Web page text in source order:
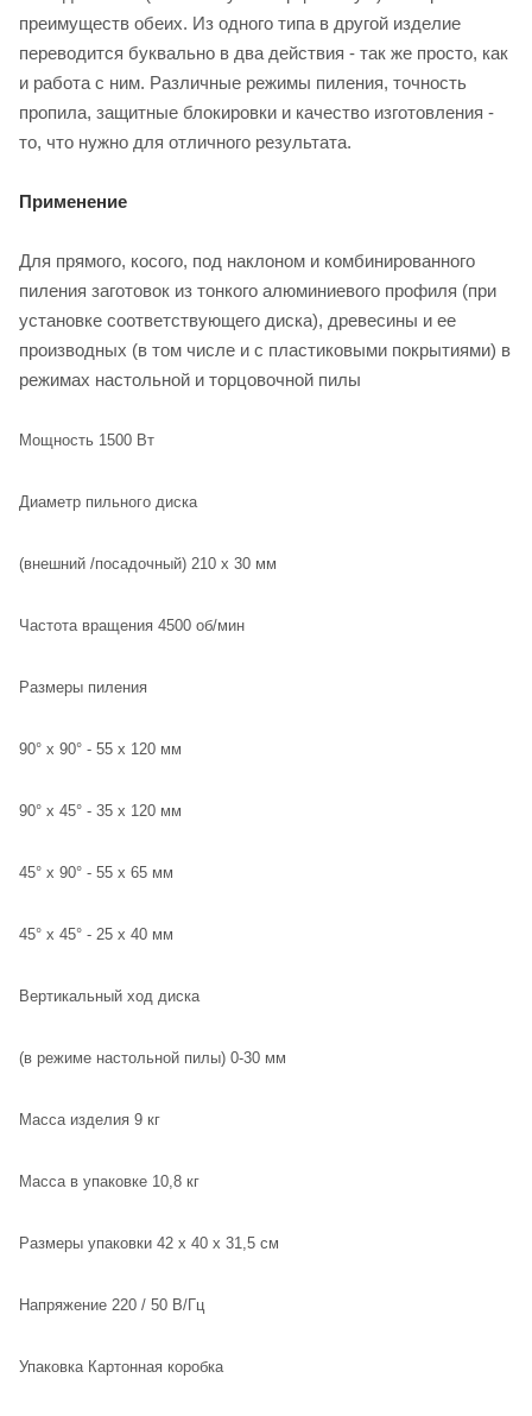
преимуществ обеих. Из одного типа в другой изделие
переводится буквально в два действия - так же просто, как
и работа с ним. Различные режимы пиления, точность
пропила, защитные блокировки и качество изготовления -
то, что нужно для отличного результата.
Применение
Для прямого, косого, под наклоном и комбинированного
пиления заготовок из тонкого алюминиевого профиля (при
установке соответствующего диска), древесины и ее
производных (в том числе и с пластиковыми покрытиями) в
режимах настольной и торцовочной пилы
Мощность 1500 Вт
Диаметр пильного диска
(внешний /посадочный) 210 х 30 мм
Частота вращения 4500 об/мин
Размеры пиления
90° х 90° - 55 х 120 мм
90° х 45° - 35 х 120 мм
45° х 90° - 55 х 65 мм
45° х 45° - 25 х 40 мм
Вертикальный ход диска
(в режиме настольной пилы) 0-30 мм
Масса изделия 9 кг
Масса в упаковке 10,8 кг
Размеры упаковки 42 x 40 x 31,5 см
Напряжение 220 / 50 В/Гц
Упаковка Картонная коробка